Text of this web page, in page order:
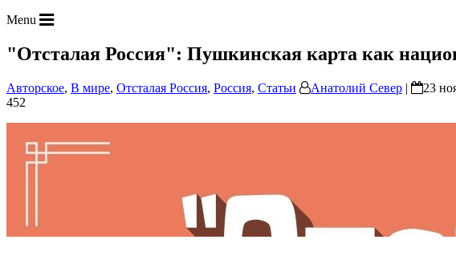
Menu
"Отсталая Россия": Пушкинская карта как
Авторское, В мире, Отсталая Россия, Россия, Статьи Анатолий Север | 23
452